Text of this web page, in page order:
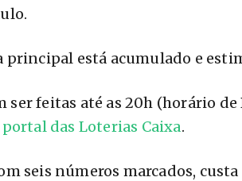
principal está acumulado e
ser feitas até as 20h (horário
das Loterias Caixa.
seis números marcados, custa